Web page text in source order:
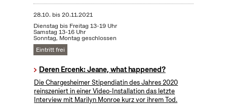
28.10. bis20.11.2021
Dienstag bis Freitag 13-19 Uhr
Samstag 13-16 Uhr
Sonntag, Montag geschlossen
Eintritt frei
Deren Ercenk: Jeane, what happened?
Die Chargesheimer Stipendiatin des Jahres 2020
reinszeniert in einer Video-Installation das letzte
Interview mit Marilyn Monroe kurz vor ihrem Tod.